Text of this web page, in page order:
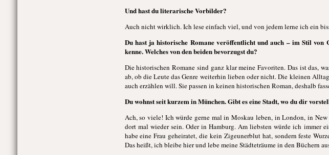
Und hast du literarische Vorbilder?
Auch nicht wirklich. Ich lese einfach viel, und von jedem lerne ich ein
Du hast ja historische Romane veröffentlicht und auch – im Stil
kenne. Welches von den beiden bevorzugst du?
Die historischen Romane sind ganz klar meine Favoriten. Das ist das,
ab, ob die Leute das Genre weiterhin lieben oder nicht. Die kleinen
auch erzählen will. Sie passen in keinen historischen Roman, deshalb
Du wohnst seit kurzem in München. Gibt es eine Stadt, wo du dir
Ach, so viele! Ich würde gerne mal in Moskau leben, in London, in
dort mal wieder sein. Oder in Hamburg. Am liebsten würde ich immer
habe eine Frau geheiratet, die kein Zigeunerblut hat, sondern feste
Das heißt, ich bleibe hier und lebe meine Städteträume in den Büchern